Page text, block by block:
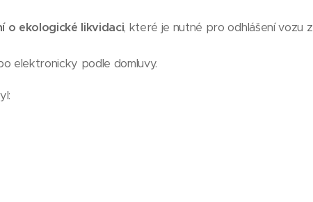
o ekologické likvidaci, které je nutné pro odhlášení vozu z
elektronicky podle domluvy.